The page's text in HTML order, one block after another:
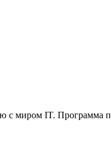
с миром IT. Программа